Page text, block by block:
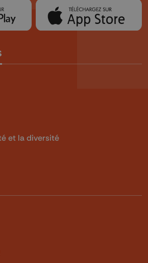
et la diversité